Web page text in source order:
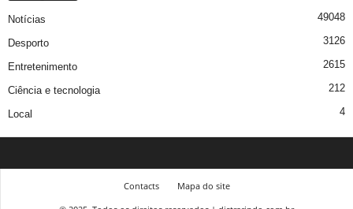
Notícias 49048
Desporto 3126
Entretenimento 2615
Ciência e tecnologia 212
Local 4
Contacts
Mapa do site